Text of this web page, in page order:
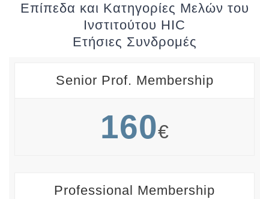
Επίπεδα και Κατηγορίες Μελών του
Ινστιτούτου HIC
Ετήσιες Συνδρομές
Senior Prof. Membership
160€
Professional Membership